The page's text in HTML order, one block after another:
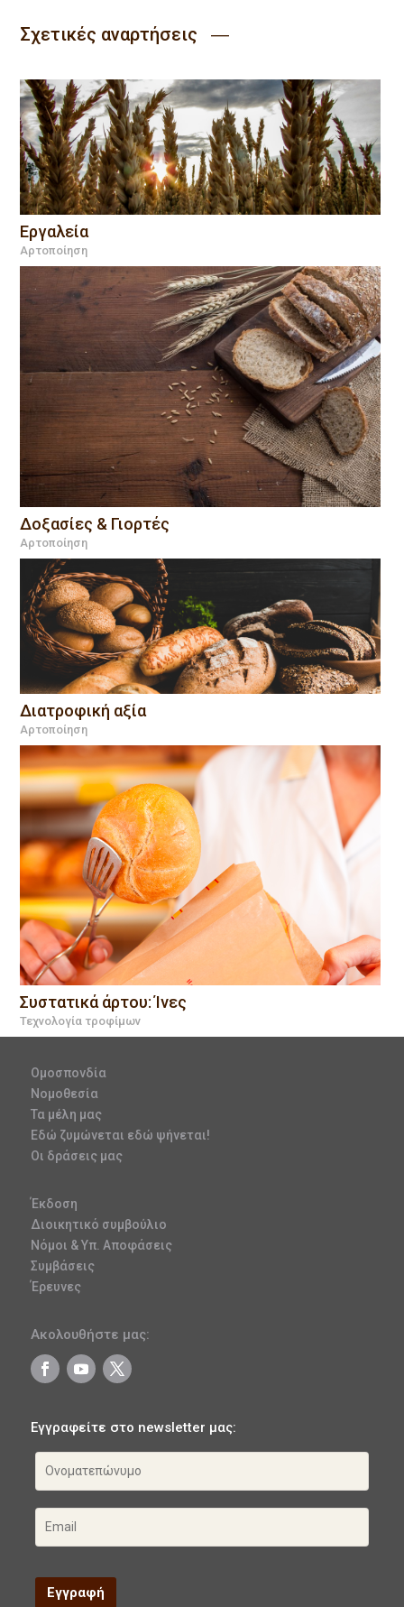
Σχετικές αναρτήσεις ―
Εργαλεία
Αρτοποίηση
Δοξασίες & Γιορτές
Αρτοποίηση
Διατροφική αξία
Αρτοποίηση
Συστατικά άρτου: Ίνες
Τεχνολογία τροφίμων
Ομοσπονδία
Νομοθεσία
Τα μέλη μας
Εδώ ζυμώνεται εδώ ψήνεται!
Οι δράσεις μας
Έκδοση
Διοικητικό συμβούλιο
Νόμοι & Υπ. Αποφάσεις
Συμβάσεις
Έρευνες
Ακολουθήστε μας:
Εγγραφείτε στο newsletter μας: